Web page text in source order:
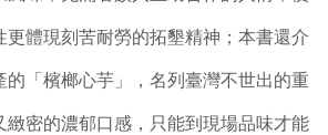
更體現刻苦耐勞的拓墾精神；本書還介
的「檳榔心芋」，名列臺灣不世出的重
緻密的濃郁口感，只能到現場品味才能